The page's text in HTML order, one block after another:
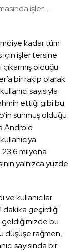
işler ...
kadar tüm
için işler tersine
olduğu
bir rakip olarak
sayısıyla
ettiği gibi bu
sunmuş olduğu
Android
23.6 milyona
yalnızca yüzde
ve kullanıcılar
dakika geçirdiği
geldiğimizde bu
düşüşe rağmen,
sayısında bir